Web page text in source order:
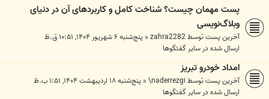
پست مهمان چیست؟ شناخت کامل و کاربردهای آن در دنیای
وبلاگ‌نویسی
آخرین پست توسطzahra2282
« پنج‌شنبه ۶ شهریور ۱۴۰۴, ۱۰:۵۱ ق.ظ
ارسال شده در ساير گفتگوها
امداد خودرو تبریز
آخرین پست توسطnaderrezgi\
« پنج‌شنبه ۱۸ اردیبهشت ۱۴۰۴, ۱:۵۱ ب.ظ
ارسال شده در ساير گفتگوها